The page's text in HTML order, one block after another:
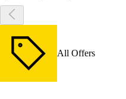
All Offers